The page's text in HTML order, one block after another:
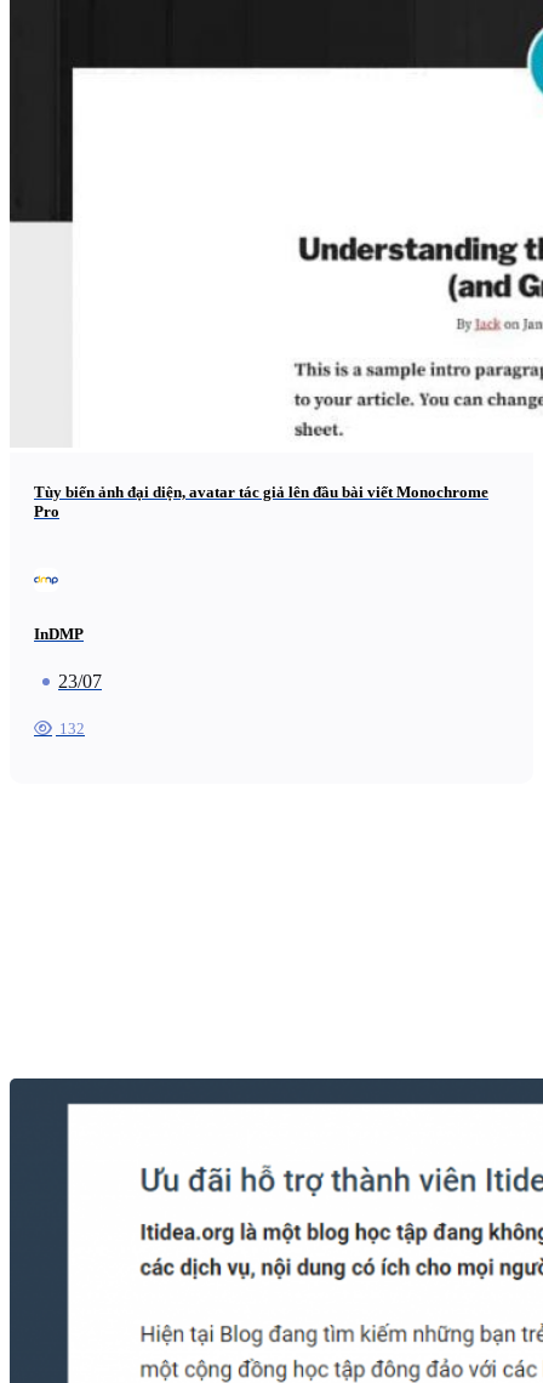
Tùy biến ảnh đại diện, avatar tác giả lên đầu bài viết Monochrome
Pro
InDMP
23/07
132